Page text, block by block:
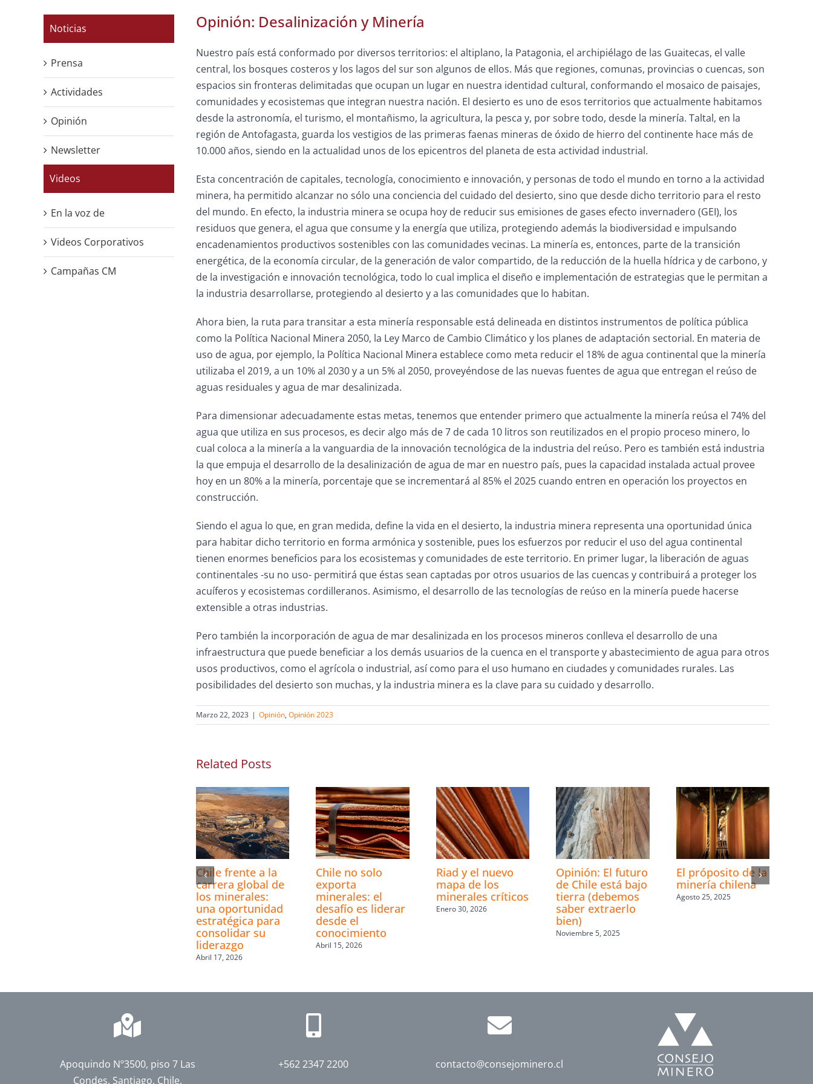
Opinión: Desalinización y Minería
Nuestro país está conformado por diversos territorios: el altiplano, la Patagonia, el archipiélago de las Guaitecas, el valle
central, los bosques costeros y los lagos del sur son algunos de ellos. Más que regiones, comunas, provincias o cuencas, son
espacios sin fronteras delimitadas que ocupan un lugar en nuestra identidad cultural, conformando el mosaico de paisajes,
comunidades y ecosistemas que integran nuestra nación. El desierto es uno de esos territorios que actualmente habitamos
desde la astronomía, el turismo, el montañismo, la agricultura, la pesca y, por sobre todo, desde la minería. Taltal, en la
región de Antofagasta, guarda los vestigios de las primeras faenas mineras de óxido de hierro del continente hace más de
10.000 años, siendo en la actualidad unos de los epicentros del planeta de esta actividad industrial.
Esta concentración de capitales, tecnología, conocimiento e innovación, y personas de todo el mundo en torno a la actividad
minera, ha permitido alcanzar no sólo una conciencia del cuidado del desierto, sino que desde dicho territorio para el resto
del mundo. En efecto, la industria minera se ocupa hoy de reducir sus emisiones de gases efecto invernadero (GEI), los
residuos que genera, el agua que consume y la energía que utiliza, protegiendo además la biodiversidad e impulsando
encadenamientos productivos sostenibles con las comunidades vecinas. La minería es, entonces, parte de la transición
energética, de la economía circular, de la generación de valor compartido, de la reducción de la huella hídrica y de carbono, y
de la investigación e innovación tecnológica, todo lo cual implica el diseño e implementación de estrategias que le permitan a
la industria desarrollarse, protegiendo al desierto y a las comunidades que lo habitan.
Ahora bien, la ruta para transitar a esta minería responsable está delineada en distintos instrumentos de política pública
como la Política Nacional Minera 2050, la Ley Marco de Cambio Climático y los planes de adaptación sectorial. En materia de
uso de agua, por ejemplo, la Política Nacional Minera establece como meta reducir el 18% de agua continental que la minería
utilizaba el 2019, a un 10% al 2030 y a un 5% al 2050, proveyéndose de las nuevas fuentes de agua que entregan el reúso de
aguas residuales y agua de mar desalinizada.
Para dimensionar adecuadamente estas metas, tenemos que entender primero que actualmente la minería reúsa el 74% del
agua que utiliza en sus procesos, es decir algo más de 7 de cada 10 litros son reutilizados en el propio proceso minero, lo
cual coloca a la minería a la vanguardia de la innovación tecnológica de la industria del reúso. Pero es también está industria
la que empuja el desarrollo de la desalinización de agua de mar en nuestro país, pues la capacidad instalada actual provee
hoy en un 80% a la minería, porcentaje que se incrementará al 85% el 2025 cuando entren en operación los proyectos en
construcción.
Siendo el agua lo que, en gran medida, define la vida en el desierto, la industria minera representa una oportunidad única
para habitar dicho territorio en forma armónica y sostenible, pues los esfuerzos por reducir el uso del agua continental
tienen enormes beneficios para los ecosistemas y comunidades de este territorio. En primer lugar, la liberación de aguas
continentales -su no uso- permitirá que éstas sean captadas por otros usuarios de las cuencas y contribuirá a proteger los
acuíferos y ecosistemas cordilleranos. Asimismo, el desarrollo de las tecnologías de reúso en la minería puede hacerse
extensible a otras industrias.
Pero también la incorporación de agua de mar desalinizada en los procesos mineros conlleva el desarrollo de una
infraestructura que puede beneficiar a los demás usuarios de la cuenca en el transporte y abastecimiento de agua para otros
usos productivos, como el agrícola o industrial, así como para el uso humano en ciudades y comunidades rurales. Las
posibilidades del desierto son muchas, y la industria minera es la clave para su cuidado y desarrollo.
Marzo 22, 2023 | Opinión, Opinión 2023
Related Posts
Chile frente a la
carrera global de
los minerales:
una oportunidad
estratégica para
consolidar su
liderazgo
Abril 17, 2026
Chile no solo
exporta
minerales: el
desafío es liderar
desde el
conocimiento
Abril 15, 2026
Riad y el nuevo
mapa de los
minerales críticos
Enero 30, 2026
Opinión: El futuro
de Chile está bajo
tierra (debemos
saber extraerlo
bien)
Noviembre 5, 2025
El próposito de la
minería chilena
Agosto 25, 2025
Noticias
Prensa
Actividades
Opinión
Newsletter
Videos
En la voz de
Videos Corporativos
Campañas CM
Apoquindo Nº3500, piso 7 Las
Condes, Santiago, Chile.
+562 2347 2200 contacto@consejominero.cl